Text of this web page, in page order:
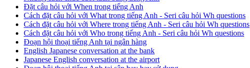
Đặt câu hỏi với When trong tiếng Anh
Cách đặt câu hỏi với What trong tiếng Anh - Seri câu hỏi Wh questions
Cách đặt câu hỏi với Where trong tiếng Anh - Seri câu hỏi Wh questions
Cách đặt câu hỏi với Who trong tiếng Anh - Seri câu hỏi Wh questions
Đoạn hội thoại tiếng Anh tại ngân hàng
English Japanese conversation at the bank
Japanese English conversation at the airport